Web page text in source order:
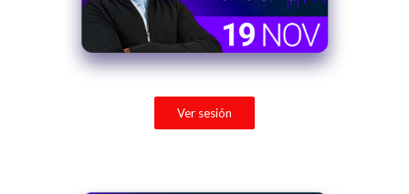
Ver sesión